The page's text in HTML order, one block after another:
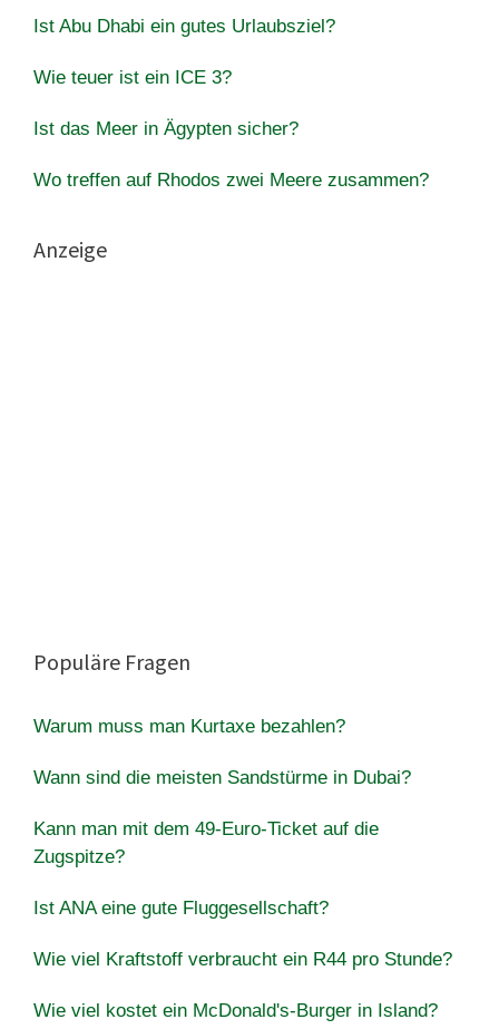
Ist Abu Dhabi ein gutes Urlaubsziel?
Wie teuer ist ein ICE 3?
Ist das Meer in Ägypten sicher?
Wo treffen auf Rhodos zwei Meere zusammen?
Anzeige
Populäre Fragen
Warum muss man Kurtaxe bezahlen?
Wann sind die meisten Sandstürme in Dubai?
Kann man mit dem 49-Euro-Ticket auf die
Zugspitze?
Ist ANA eine gute Fluggesellschaft?
Wie viel Kraftstoff verbraucht ein R44 pro Stunde?
Wie viel kostet ein McDonald's-Burger in Island?